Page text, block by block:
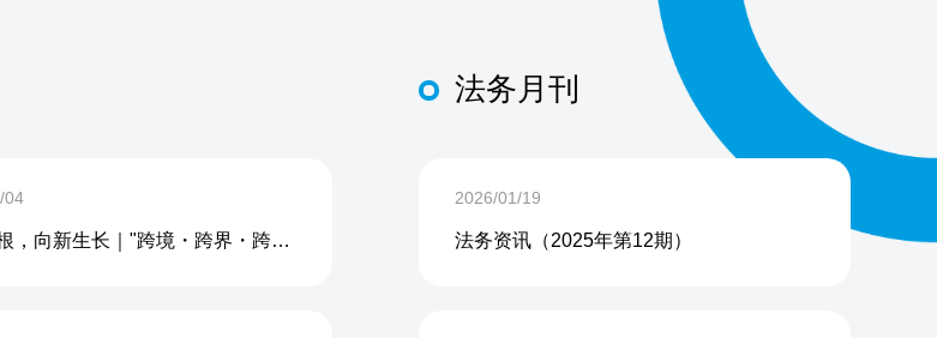
04
向内扎根，向新生长｜"跨境・跨界・跨周期企业内生力沙龙"成功举办
法务月刊
2026/01/19
法务资讯（2025年第12期）